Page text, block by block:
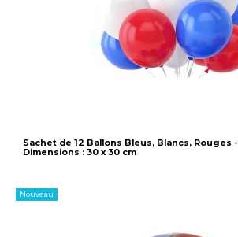
Sachet de 12 Ballons Bleus, Blancs, Rouges -
Dimensions : 30 x 30 cm
Nouveau